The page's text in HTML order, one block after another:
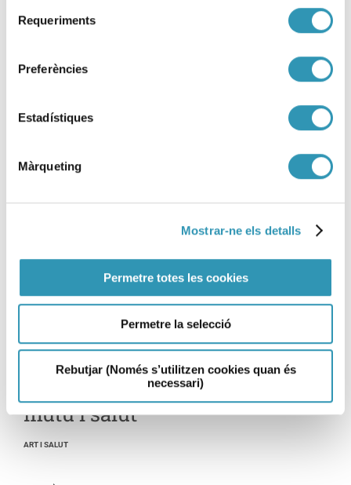
Requeriments
Preferències
Estadístiques
Màrqueting
Mostrar-ne els detalls
Permetre totes les cookies
Permetre la selecció
Rebutjar (Només s’utilitzen cookies quan és
necessari)
Inauguració de l’exposició:
Sentit de pertinença, suport
mutu i salut
ART I SALUT